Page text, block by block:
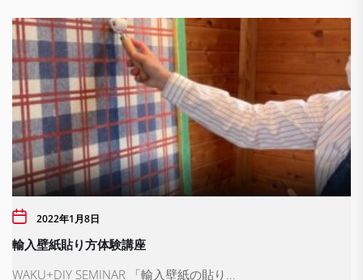
2022年1月8日
輸入壁紙貼り方体験講座
WAKU+DIY SEMINAR 「輸入壁紙の貼り...